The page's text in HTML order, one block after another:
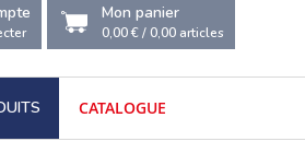
Mon panier
0,00 €/0,00 articles
CATALOGUE